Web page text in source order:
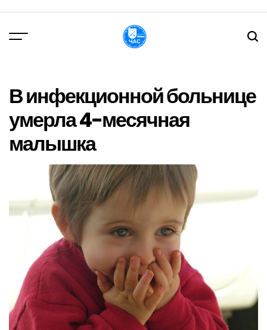
вмісту
В инфекционной больнице
умерла 4-месячная
малышка